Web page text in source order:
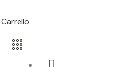
Carrello